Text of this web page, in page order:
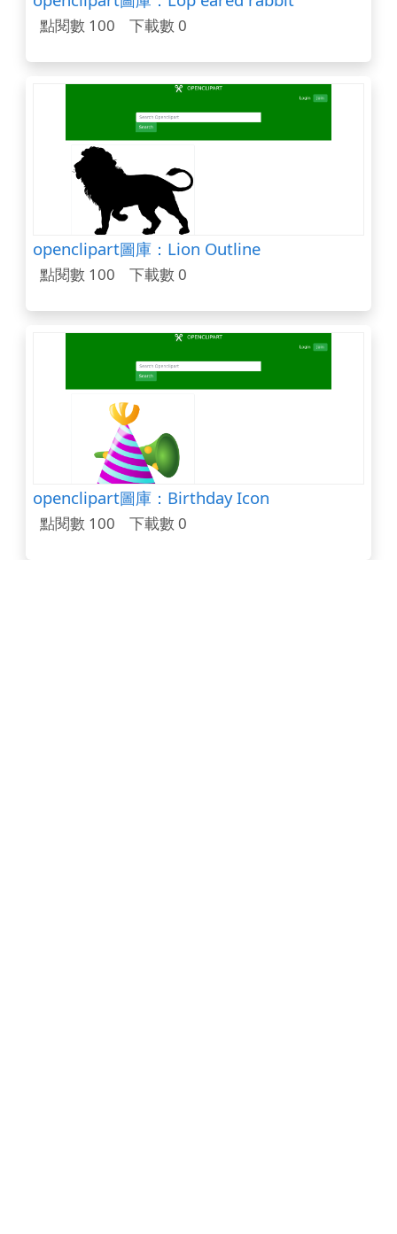
點閱數 100 下載數 0
openclipart圖庫：Lion Outline
點閱數 100 下載數 0
openclipart圖庫：Birthday Icon
點閱數 100 下載數 0